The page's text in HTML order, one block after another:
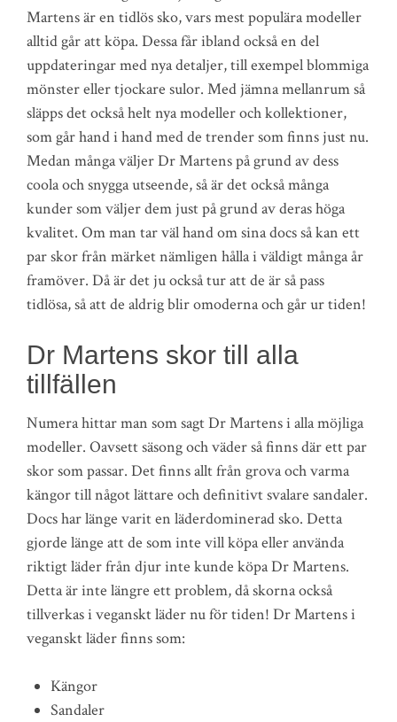
Martens är en tidlös sko, vars mest populära modeller
alltid går att köpa. Dessa får ibland också en del
uppdateringar med nya detaljer, till exempel blommiga
mönster eller tjockare sulor. Med jämna mellanrum så
släpps det också helt nya modeller och kollektioner,
som går hand i hand med de trender som finns just nu.
Medan många väljer Dr Martens på grund av dess
coola och snygga utseende, så är det också många
kunder som väljer dem just på grund av deras höga
kvalitet. Om man tar väl hand om sina docs så kan ett
par skor från märket nämligen hålla i väldigt många år
framöver. Då är det ju också tur att de är så pass
tidlösa, så att de aldrig blir omoderna och går ur tiden!
Dr Martens skor till alla
tillfällen
Numera hittar man som sagt Dr Martens i alla möjliga
modeller. Oavsett säsong och väder så finns där ett par
skor som passar. Det finns allt från grova och varma
kängor till något lättare och definitivt svalare sandaler.
Docs har länge varit en läderdominerad sko. Detta
gjorde länge att de som inte vill köpa eller använda
riktigt läder från djur inte kunde köpa Dr Martens.
Detta är inte längre ett problem, då skorna också
tillverkas i veganskt läder nu för tiden! Dr Martens i
veganskt läder finns som:
Kängor
Sandaler